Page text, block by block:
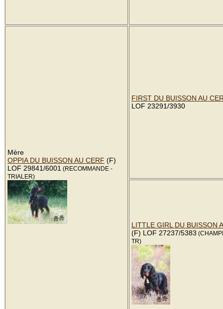
Mère
OPPIA DU BUISSON AU CERF (F)
LOF 29841/6001 (RECOMMANDE -
TRIALER)
FIRST DU BUISSON AU
LOF 23291/3930
LITTLE GIRL DU BUISSON
(F) LOF 27237/5383
TR)